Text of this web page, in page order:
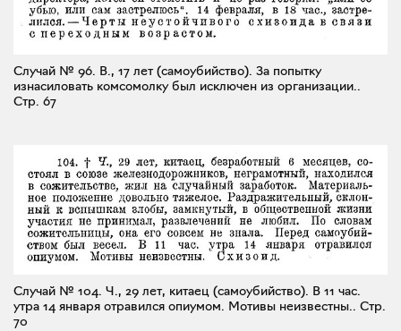
Случай № 96. В., 17 лет (самоубийство). За попытку
изнасиловать комсомолку был исключен из организации..
Стр. 67
Случай № 104. Ч., 29 лет, китаец (самоубийство). В 11 час.
утра 14 января отравился опиумом. Мотивы неизвестны.. Стр.
70